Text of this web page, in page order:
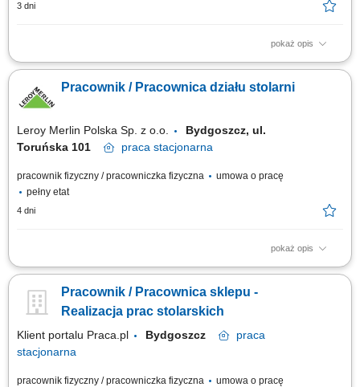
3 dni
pokaż opis
Profesjonalna obróbka materiałów drzewnych, w tym precyzyjne
Kompleksowe doradztwo techniczne oraz aktywna sprzedaż asortymentu
i usług dodatkowych. Budowanie pozytywnych doświadczeń zakupowych
Pracownik / Pracownica działu stolarni
Leroy Merlin Polska Sp. z o.o.
Bydgoszcz, ul.
Toruńska 101
praca stacjonarna
pracownik fizyczny / pracowniczka fizyczna
umowa o pracę
pełny etat
4 dni
pokaż opis
Jakie zadania na Ciebie czekają? realizacja zleceń stolarskich (cięcie i
jakość i terminowość wykonania; utrzymywanie porządku w strefie
stolarskiej, przestrzeganie zasad BHP (w tym odpowiedniego
Pracownik / Pracownica sklepu -
Realizacja prac stolarskich
Klient portalu Praca.pl Bydgoszcz
praca
stacjonarna
pracownik fizyczny / pracowniczka fizyczna
umowa o pracę